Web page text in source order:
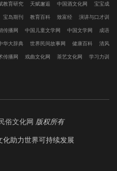
教育研究 天赋邂逅 中国酒文化网 宝宝成
宝岛期刊 教育百科 致富经 演讲与口才训
传播网 中国儿童文学网 中国文学网 成语
华大辞典 世界民间故事网 健康百科 清风
传播网 戏曲文化网 茶艺文化网 学习力训
俗文化网 版权所有
助力世界可持续发展